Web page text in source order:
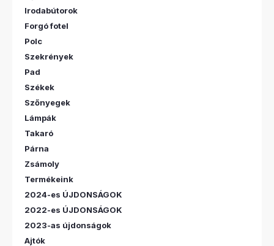
Irodabútorok
Forgó fotel
Polc
Szekrények
Pad
Székek
Szőnyegek
Lámpák
Takaró
Párna
Zsámoly
Termékeink
2024-es ÚJDONSÁGOK
2022-es ÚJDONSÁGOK
2023-as újdonságok
Ajtók